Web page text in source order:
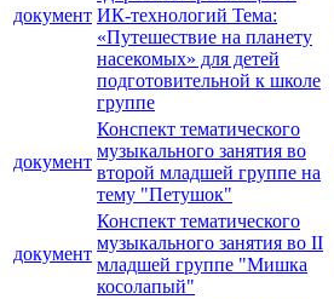
документ ИК-технологий Тема:
«Путешествие на планету
насекомых» для детей
подготовительной к школе
группе
документ
Конспект тематического
музыкального занятия во
второй младшей группе на
тему "Петушок"
документ
Конспект тематического
музыкального занятия во II
младшей группе "Мишка
косолапый"